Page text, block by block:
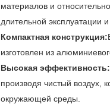
материалов и
длительной эксплуатации
Компактная конструкция:
изготовлен из
Высокая эффективность:
производя чистый воздух,
окружающей среды.